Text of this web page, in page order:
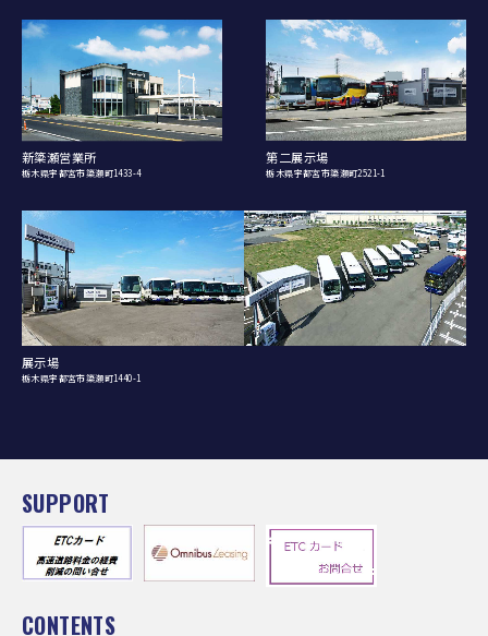
新簗瀬営業所
栃木県宇都宮市簗瀬町1433-4
第二展示場
栃木県宇都宮市簗瀬町2521-1
展示場
栃木県宇都宮市簗瀬町1440-1
SUPPORT
CONTENTS